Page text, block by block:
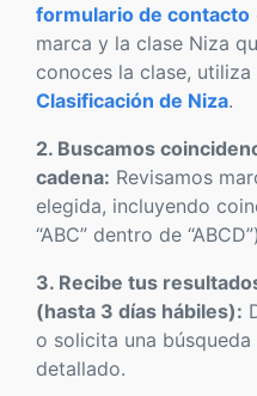
formulario de contacto
marca y la clase Niza
conoces la clase, utiliza
Clasificación de Niza.
2. Buscamos
cadena: Revisamos
elegida, incluyendo
“ABC” dentro de
3. Recibe tus
(hasta 3 días hábiles):
o solicita una
detallado.